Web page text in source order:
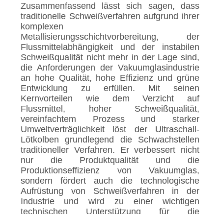
Zusammenfassend lässt sich sagen, dass
traditionelle Schweißverfahren aufgrund ihrer
komplexen
Metallisierungsschichtvorbereitung, der
Flussmittelabhängigkeit und der instabilen
Schweißqualität nicht mehr in der Lage sind,
die Anforderungen der Vakuumglasindustrie
an hohe Qualität, hohe Effizienz und grüne
Entwicklung zu erfüllen. Mit seinen
Kernvorteilen wie dem Verzicht auf
Flussmittel, hoher Schweißqualität,
vereinfachtem Prozess und starker
Umweltverträglichkeit löst der Ultraschall-
Lötkolben grundlegend die Schwachstellen
traditioneller Verfahren. Er verbessert nicht
nur die Produktqualität und die
Produktionseffizienz von Vakuumglas,
sondern fördert auch die technologische
Aufrüstung von Schweißverfahren in der
Industrie und wird zu einer wichtigen
technischen Unterstützung für die